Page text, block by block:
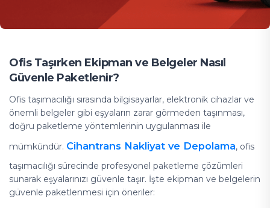
Ofis Taşırken Ekipman ve Belgeler Nasıl
Güvenle Paketlenir?
Ofis taşımacılığı sırasında bilgisayarlar, elektronik cihazlar ve
önemli belgeler gibi eşyaların zarar görmeden taşınması,
doğru paketleme yöntemlerinin uygulanması ile
mümkündür. Cihantrans Nakliyat ve Depolama, ofis
taşımacılığı sürecinde profesyonel paketleme çözümleri
sunarak eşyalarınızı güvenle taşır. İşte ekipman ve belgelerin
güvenle paketlenmesi için öneriler: